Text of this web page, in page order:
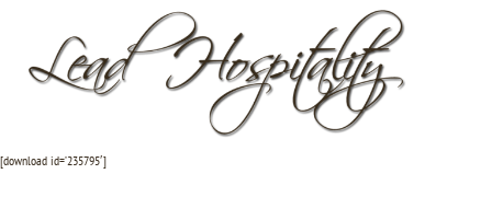
[download id=’235795′]